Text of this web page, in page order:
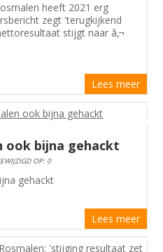
heeft 2021 erg
zegt 'terugkijkend
stijgt naar â‚¬
Lees meer
ook bijna gehackt
OP: 0
gehackt
Lees meer